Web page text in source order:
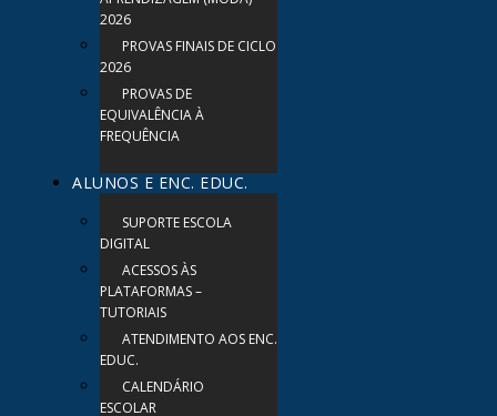
2026
PROVAS FINAIS DE CICLO
2026
PROVAS DE
EQUIVALÊNCIA À
FREQUÊNCIA
ALUNOS E ENC. EDUC.
SUPORTE ESCOLA
DIGITAL
ACESSOS ÀS
PLATAFORMAS –
TUTORIAIS
ATENDIMENTO AOS ENC.
EDUC.
CALENDÁRIO
ESCOLAR